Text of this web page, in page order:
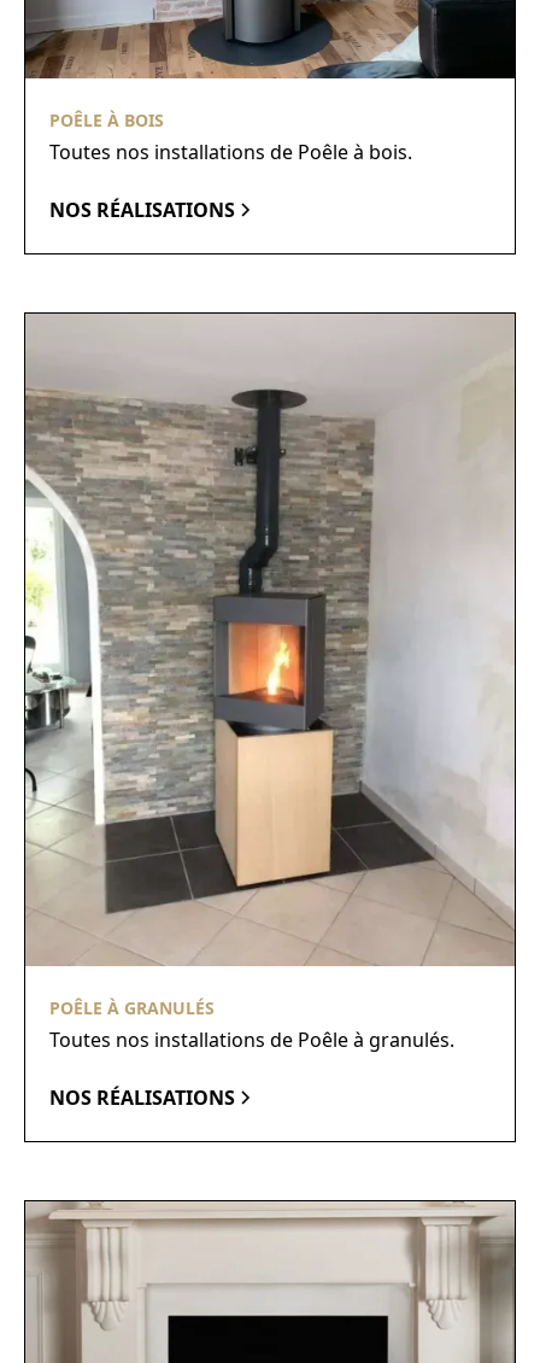
POÊLE À BOIS
Toutes nos installations de Poêle à bois.
NOS RÉALISATIONS
POÊLE À GRANULÉS
Toutes nos installations de Poêle à granulés.
NOS RÉALISATIONS